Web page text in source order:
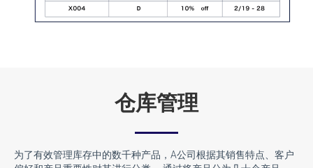
仓库管理
为了有效管理库存中的数千种产品，A公司根据其销售特点、客户